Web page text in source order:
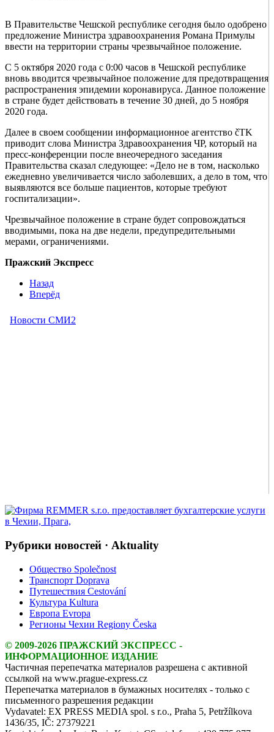
В Правительстве Чешской республике сегодня было одобрено
предложение Министра здравоохранения Романа Примулы
ввести на территории страны чрезвычайное положение.
С 5 октября 2020 года с 0:00 часов в Чешской республике
вновь вводится чрезвычайное положение для предотвращения
распространения эпидемии коронавируса. Данное положение
в стране будет действовать в течение 30 дней, до 5 ноября
2020 года.
Далее в своем сообщении информационное агентство čTK
приводит слова Министра Здравоохранения ЧР, который на
пресс-конференции после внеочередного заседания
Правительства сказал следующее: «Дело не в том, насколько
ежедневно увеличивается число заболевших, а дело в том, что
выявляются все больше пациентов, которые требуют
госпитализации».
Чрезвычайное положение в стране будет сопровождаться
вводимыми, пока на две недели, предупредительными
мерами, ограничениями.
Пражский Экспресс
Назад
Вперёд
Рубрики новостей · Aktuality
Общество Společnost
Транспорт Doprava
Путешествия Cestování
Культура Kultura
Европа Evropa
Регионы Чехии Regiony Česka
© 2009-2026 ПРАЖСКИЙ ЭКСПРЕСС -
ИНФОРМАЦИОННОЕ ИЗДАНИЕ
Частичная перепечатка материалов разрешена с активной
ссылкой на www.prague-express.cz
Перепечатка материалов в бумажных носителях - только с
письменного разрешения редакции
Vydavatel: EX PRESS MEDIA spol. s r.o., Praha 5, Petržílkova
1436/35, IČ: 27379221